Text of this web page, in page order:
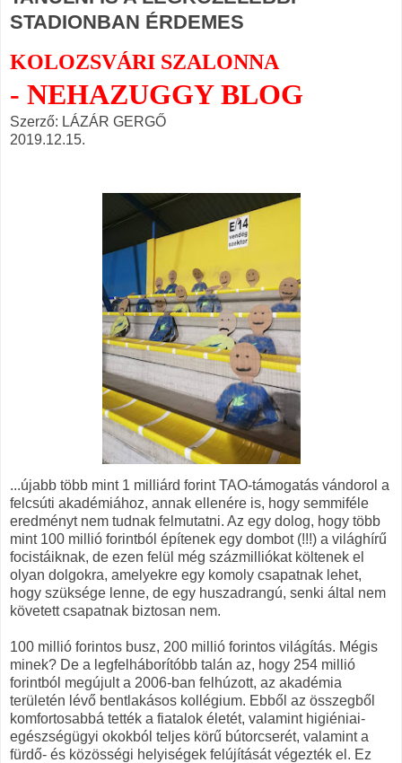
STADIONBAN ÉRDEMES
KOLOZSVÁRI SZALONNA
- NEHAZUGGY BLOG
Szerző: LÁZÁR GERGŐ
2019.12.15.
...újabb több mint 1 milliárd forint TAO-támogatás vándorol a
felcsúti akadémiához, annak ellenére is, hogy semmiféle
eredményt nem tudnak felmutatni. Az egy dolog, hogy több
mint 100 millió forintból építenek egy dombot (!!!) a világhírű
focistáiknak, de ezen felül még százmilliókat költenek el
olyan dolgokra, amelyekre egy komoly csapatnak lehet,
hogy szüksége lenne, de egy huszadrangú, senki által nem
követett csapatnak biztosan nem.
100 millió forintos busz, 200 millió forintos világítás. Mégis
minek? De a legfelháborítóbb talán az, hogy 254 millió
forintból megújult a 2006-ban felhúzott, az akadémia
területén lévő bentlakásos kollégium. Ebből az összegből
komfortosabbá tették a fiatalok életét, valamint higiéniai-
egészségügyi okokból teljes körű bútorcserét, valamint a
fürdő- és közösségi helyiségek felújítását végezték el. Ez